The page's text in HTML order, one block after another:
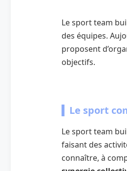
Le sport team
des équipes.
proposent
objectifs.
Le sport
Le sport team
faisant des
connaître, à